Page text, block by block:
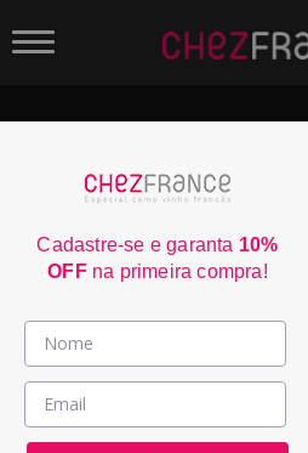
Vinhos >
País / Região >
Cadastre-se e garanta 10%
OFFna primeira compra!